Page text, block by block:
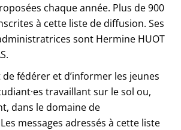
chaque année. Plus de 900
à cette liste de diffusion. Ses
sont Hermine HUOT
fédérer et d’informer les jeunes
travaillant sur le sol ou,
dans le domaine de
messages adressés à cette liste